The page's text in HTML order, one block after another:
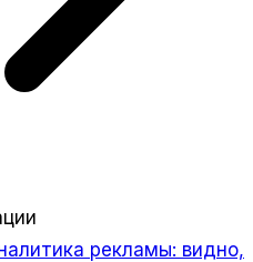
рекламы: видно,